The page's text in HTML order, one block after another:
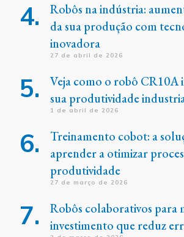
Robôs na indústria:
da sua produção com
inovadora
27 de abril de 2026
Veja como o robô CR10A
sua produtividade
1 de abril de 2026
Treinamento cobot: a
aprender a otimizar
produtividade
27 de março de 2026
Robôs colaborativos para
investimento que reduz